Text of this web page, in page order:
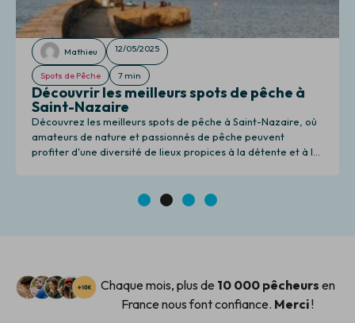
Mathieu 12/05/2025
Spots de Pêche 7 min
Découvrir les meilleurs spots de pêche à
Saint-Nazaire
Découvrez les meilleurs spots de pêche à Saint-Nazaire, où
amateurs de nature et passionnés de pêche peuvent
profiter d'une diversité de lieux propices à la détente et à la
3 4
Chaque mois, plus de 10 000 pêcheurs en
France nous font confiance. Merci!